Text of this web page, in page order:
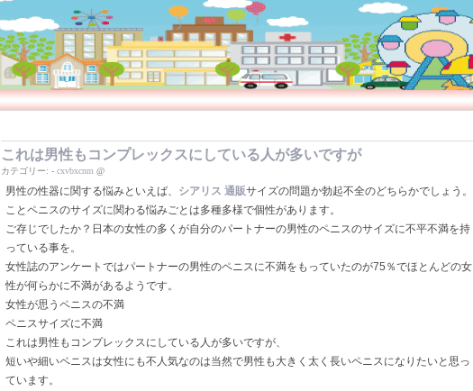
これは男性もコンプレックスにしている人が多いですが
カテゴリー: - cxvbxcnm @
男性の性器に関する悩みといえば、 シアリス 通販サイズの問題か勃起不全のどちらかでしょう。
ことペニスのサイズに関わる悩みごとは多種多様で個性があります。
ご存じでしたか？日本の女性の多くが自分のパートナーの男性のペニスのサイズに不平不満を持
っている事を。
女性誌のアンケートではパートナーの男性のペニスに不満をもっていたのが75％でほとんどの女
性が何らかに不満があるようです。
女性が思うペニスの不満
ペニスサイズに不満
これは男性もコンプレックスにしている人が多いですが、
短いや細いペニスは女性にも不人気なのは当然で男性も大きく太く長いペニスになりたいと思っ
ています。